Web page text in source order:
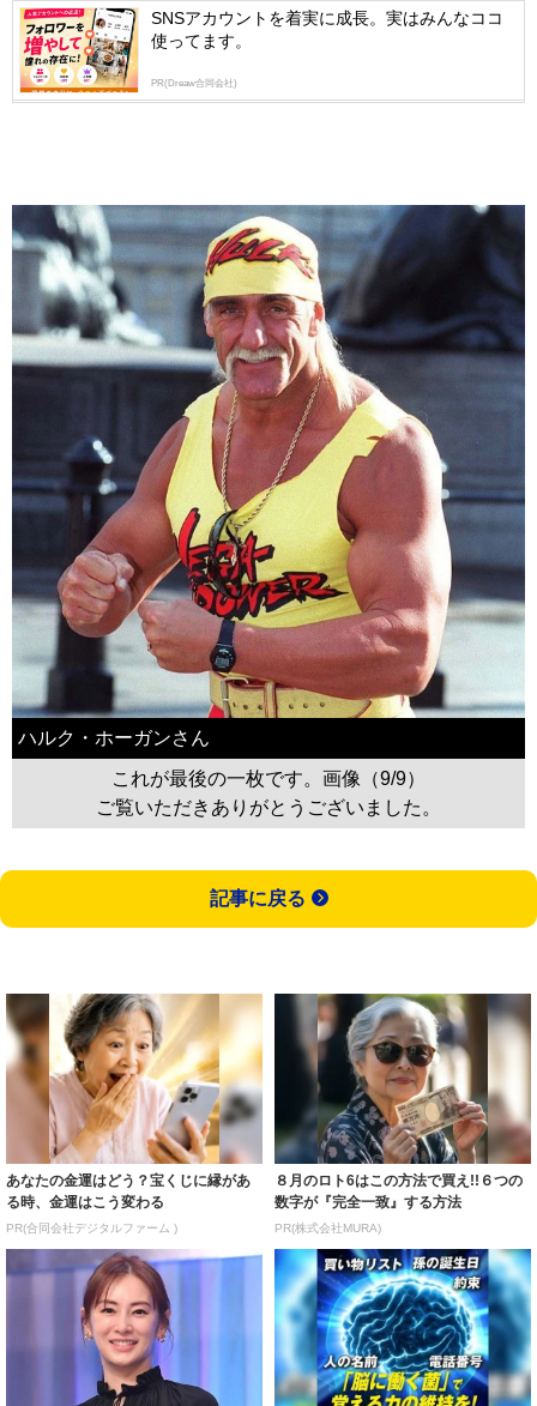
SNSアカウントを着実に成長。実はみんなココ
使ってます。
PR(Dreaw合同会社)
ハルク・ホーガンさん
これが最後の一枚です。画像（9/9）
ご覧いただきありがとうございました。
記事に戻る
あなたの金運はどう？宝くじに縁があ
る時、金運はこう変わる
PR(合同会社デジタルファーム )
８月のロト6はこの方法で買え!!６つの
数字が『完全一致』する方法
PR(株式会社MURA)